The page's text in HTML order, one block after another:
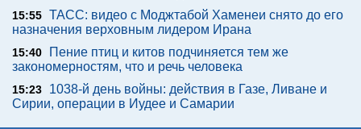
15:55 ТАСС: видео с Моджтабой Хаменеи снято до его
назначения верховным лидером Ирана
15:40
Пение птиц и китов подчиняется тем же
закономерностям, что и речь человека
15:23
1038-й день войны: действия в Газе, Ливане и
Сирии, операции в Иудее и Самарии